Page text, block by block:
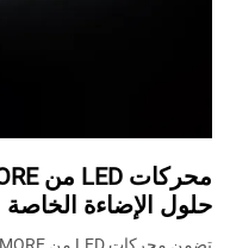
حلول الإضاءة